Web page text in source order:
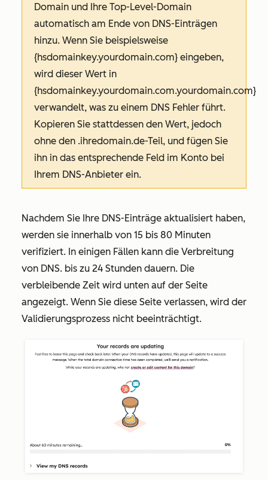
Domain und Ihre Top-Level-Domain
automatisch am Ende von DNS-Einträgen
hinzu. Wenn Sie beispielsweise
{hsdomainkey.yourdomain.com} eingeben,
wird dieser Wert in
{hsdomainkey.yourdomain.com.yourdomain.com}
verwandelt, was zu einem DNS Fehler führt.
Kopieren Sie stattdessen den Wert, jedoch
ohne den .ihredomain.de-Teil, und fügen Sie
ihn in das entsprechende Feld im Konto bei
Ihrem DNS-Anbieter ein.
Nachdem Sie Ihre DNS-Einträge aktualisiert haben,
werden sie innerhalb von 15 bis 80 Minuten
verifiziert. In einigen Fällen kann die Verbreitung
von DNS. bis zu 24 Stunden dauern. Die
verbleibende Zeit wird unten auf der Seite
angezeigt. Wenn Sie diese Seite verlassen, wird der
Validierungsprozess nicht beeinträchtigt.